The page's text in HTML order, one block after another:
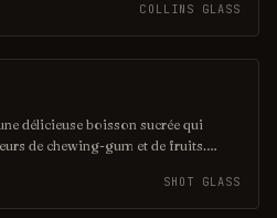
pour les amateurs de whisky. Ce
est parfait pour une soirée entre
COLLINS GLASS
délicieuse boisson sucrée qui
de chewing-gum et de fruits.
et ludique, parfaite pour les soirées
tous les regards et promet une
SHOT GLASS